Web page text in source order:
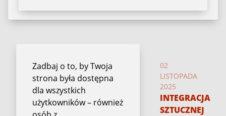
Zadbaj o to, by Twoja
strona była dostępna
dla wszystkich
użytkowników – również
02
LISTOPADA
2025
INTEGRACJA
SZTUCZNEJ